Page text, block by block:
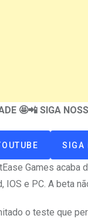
🤩📲 SIGA
SIGA
Games acaba
IOS e PC. A beta
o teste que